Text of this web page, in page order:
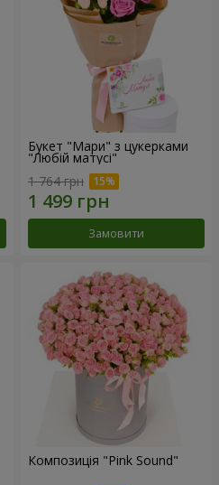
Букет "Мари" з цукерками
"Любій матусі"
1 764 грн
Замовити
Композиція "Pink Sound"